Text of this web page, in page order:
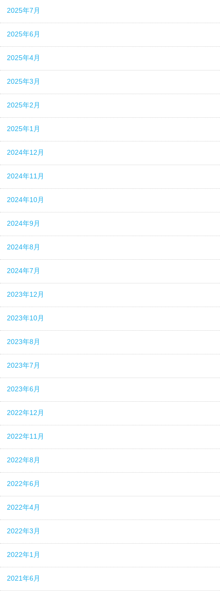
2025年7月
2025年6月
2025年4月
2025年3月
2025年2月
2025年1月
2024年12月
2024年11月
2024年10月
2024年9月
2024年8月
2024年7月
2023年12月
2023年10月
2023年8月
2023年7月
2023年6月
2022年12月
2022年11月
2022年8月
2022年6月
2022年4月
2022年3月
2022年1月
2021年6月